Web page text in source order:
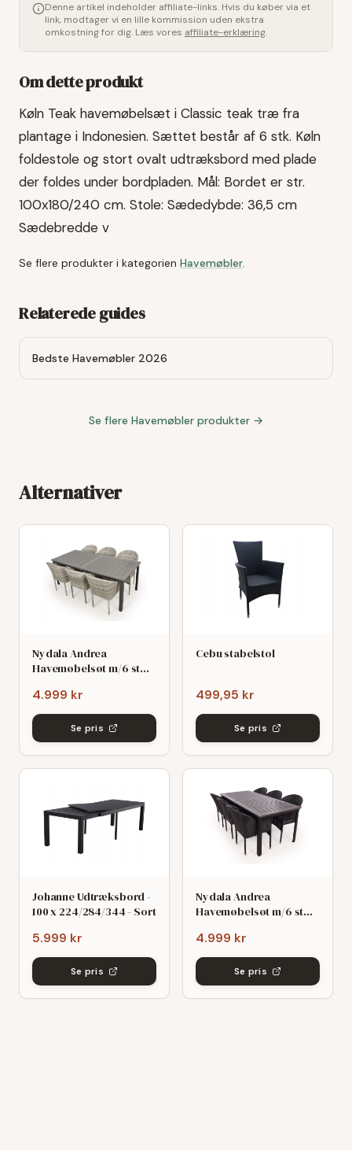
Denne artikel indeholder affiliate-links. Hvis du køber via et
link, modtager vi en lille kommission uden ekstra
omkostning for dig. Læs vores affiliate-erklæring.
Om dette produkt
Køln Teak havemøbelsæt i Classic teak træ fra
plantage i Indonesien. Sættet består af 6 stk. Køln
foldestole og stort ovalt udtræksbord med plade
der foldes under bordpladen. Mål: Bordet er str.
100x180/240 cm. Stole: Sædedybde: 36,5 cm
Sædebredde v
Se flere produkter i kategorien Havemøbler.
Relaterede guides
Bedste Havemøbler 2026
Se flere Havemøbler produkter →
Alternativer
Nydala Andrea
Havemøbelsøt m/6 stole
grø
4.999 kr
Se pris
Cebu stabelstol
499,95 kr
Se pris
Johanne Udtræksbord -
100 x 224/284/344 - Sort
5.999 kr
Se pris
Nydala Andrea
Havemøbelsøt m/6 stole
grø/Sort
4.999 kr
Se pris